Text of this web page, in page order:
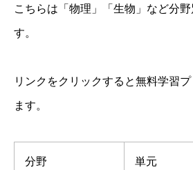
こちらは「物理」「生物」など分
す。
リンクをクリックすると無料学習
ます。
分野 単元